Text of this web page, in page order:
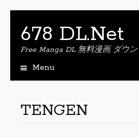
678 DL.Net
Free Manga DL 無料漫画 ダウ
Menu
p
TENGEN